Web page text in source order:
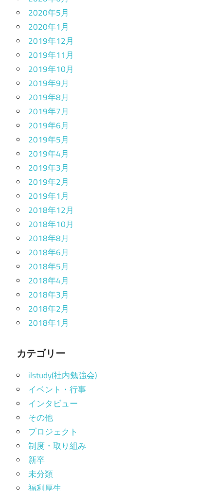
2020年5月
2020年1月
2019年12月
2019年11月
2019年10月
2019年9月
2019年8月
2019年7月
2019年6月
2019年5月
2019年4月
2019年3月
2019年2月
2019年1月
2018年12月
2018年10月
2018年8月
2018年6月
2018年5月
2018年4月
2018年3月
2018年2月
2018年1月
カテゴリー
ilstudy(社内勉強会)
イベント・行事
インタビュー
その他
プロジェクト
制度・取り組み
新卒
未分類
福利厚生